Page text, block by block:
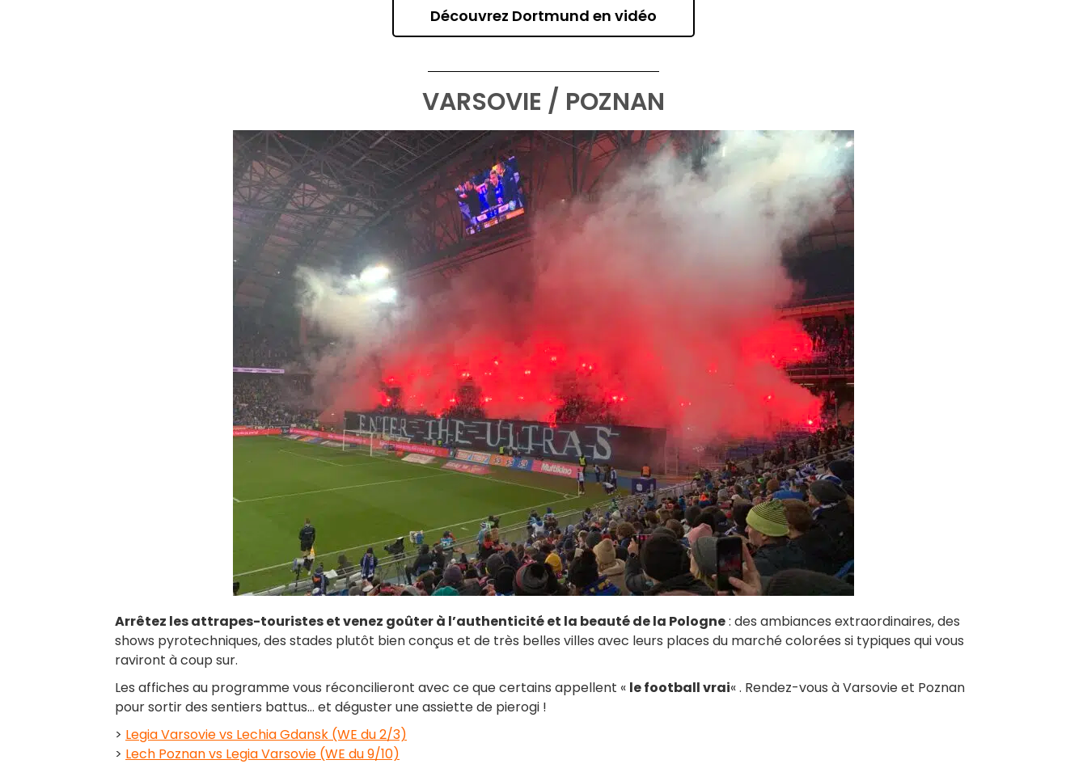
Découvrez Dortmund en vidéo
VARSOVIE / POZNAN
Arrêtez les attrapes-touristes et venez goûter à l’authenticité et la beauté de la Pologne: des ambiances extraordinaires, des
shows pyrotechniques, des stades plutôt bien conçus et de très belles villes avec leurs places du marché colorées si typiques qui vous
raviront à coup sur.
Les affiches au programme vous réconcilieront avec ce que certains appellent « le football vrai« . Rendez-vous à Varsovie et Poznan
pour sortir des sentiers battus… et déguster une assiette de pierogi !
> Legia Varsovie vs Lechia Gdansk (WE du 2/3)
> Lech Poznan vs Legia Varsovie (WE du 9/10)